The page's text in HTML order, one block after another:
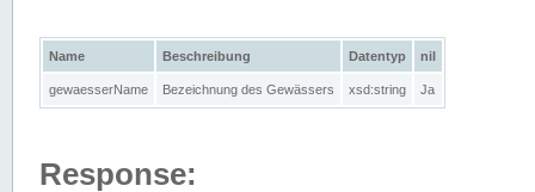
Name Beschreibung Datentyp nil
gewaesserName Bezeichnung des Gewässers xsd:string Ja
Response: